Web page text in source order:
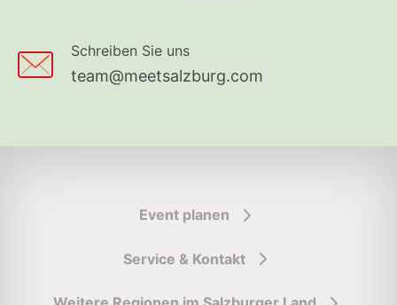
Schreiben Sie uns
team@meetsalzburg.com
Event planen
Service & Kontakt